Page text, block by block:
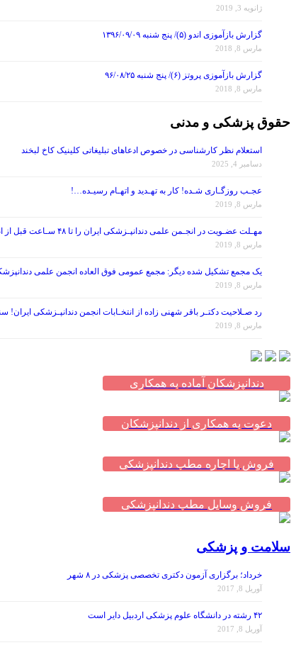
ژانویه 3, 2019
گزارش بازآموزی اندو (۵)/ پنج شنبه ۱۳۹۶/۰۹/۰۹
مارس 8, 2018
گزارش بازآموزی پروتز (۶)/ پنج شنبه ۹۶/۰۸/۲۵
مارس 8, 2018
حقوق پزشکی و مدنی
استعلام نظر کارشناسی در خصوص ادعاهای تبلیغاتی کلینیک کاخ لبخند
دسامبر 4, 2025
عجـب روزگـاری شـده! کار به تهـدید و اتهـام رسیـده…!
مارس 8, 2019
مهـلت عضـویت در انجـمن علمی دندانپـزشکی ایران را تا ۴۸ سـاعت قبل از انتخـابات تمـدید کنید!
مارس 8, 2019
یک مجمع تشکیل شده دیگر: مجمع عمومی فوق العاده انجمن علمی دندانپزشکی ایران در تاریخ ۱۳۹۷/۰۷/۲۶ ، با موضوع اصلاح برخی
مارس 8, 2019
رد صـلاحیت دکتـر باقر شهنی زاده از انتخـابات انجمن دندانپـزشکی
مارس 8, 2019
دندانپزشکان آماده به همکاری
دعوت به همکاری از دندانپزشکان
فروش یا اجاره مطب دندانپزشکی
فروش وسایل مطب دندانپزشکی
سلامت و پزشکی
خرداد؛ برگزاری آزمون دکتری تخصصی پزشکی در ۸ شهر
آوریل 8, 2017
۴۲ رشته در دانشگاه علوم پزشکی اردبیل دایر است
آوریل 8, 2017